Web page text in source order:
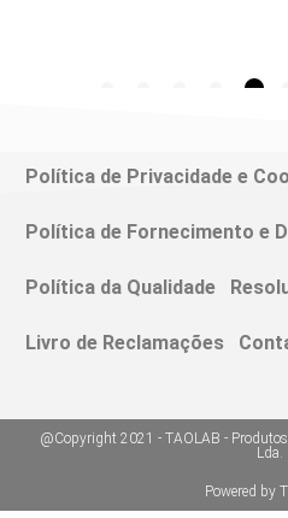
Política de Privacidade e
Política de Fornecimento e
Política da Qualidade
Livro de Reclamações
@Copyright 2021 - TAOLAB -
Lda.
Powered by